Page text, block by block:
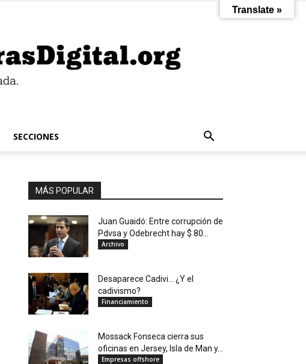
SECCIONES
MÁS POPULAR
Juan Guaidó: Entre corrupción de
Pdvsa y Odebrecht hay $ 80...
Archivo
Desaparece Cadivi… ¿Y el
cadivismo?
Financiamiento
Mossack Fonseca cierra sus
oficinas en Jersey, Isla de Man y...
Empresas offshore
Translate »